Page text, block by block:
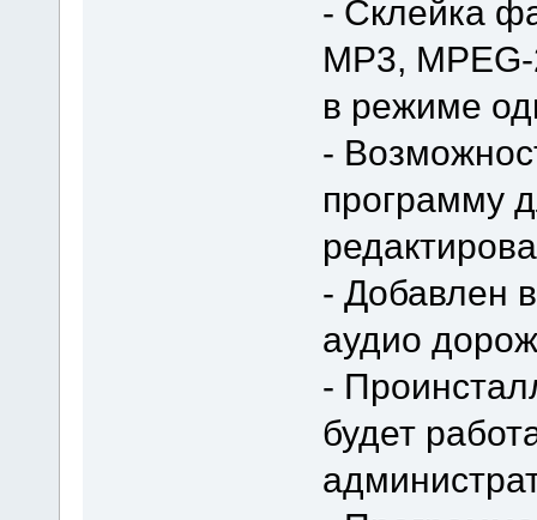
- Склейка
MP3,
в режиме
-
программу
- Добавлен
аудио
-
будет